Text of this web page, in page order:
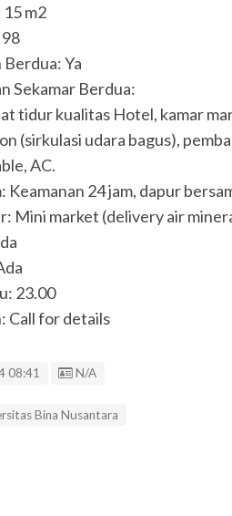
m2
Ya
Sekamar Berdua:
tidur kualitas Hotel, kamar
(sirkulasi udara bagus),
AC.
Keamanan 24 jam, dapur
Mini market (delivery air
23.00
Call for details
08:41 Listing ID
N/A
Bina Nusantara